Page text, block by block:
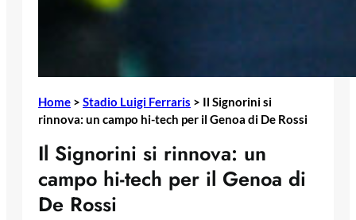
Home > Stadio Luigi Ferraris > Il Signorini si
rinnova: un campo hi-tech per il Genoa di De Rossi
Il Signorini si rinnova: un
campo hi-tech per il Genoa di
De Rossi